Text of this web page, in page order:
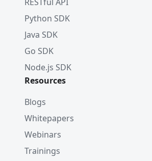
Python SDK
Java SDK
Go SDK
Node.js SDK
Resources
Blogs
Whitepapers
Webinars
Trainings